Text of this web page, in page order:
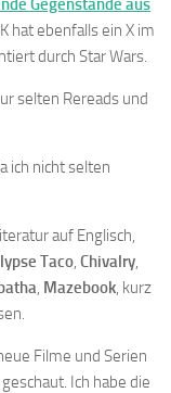
Gegenstände aus
hat ebenfalls ein X im
durch Star Wars.
selten Rereads und
ich nicht selten
auf Englisch,
Taco, Chivalry,
, Mazebook, kurz
Filme und Serien
Ich habe die